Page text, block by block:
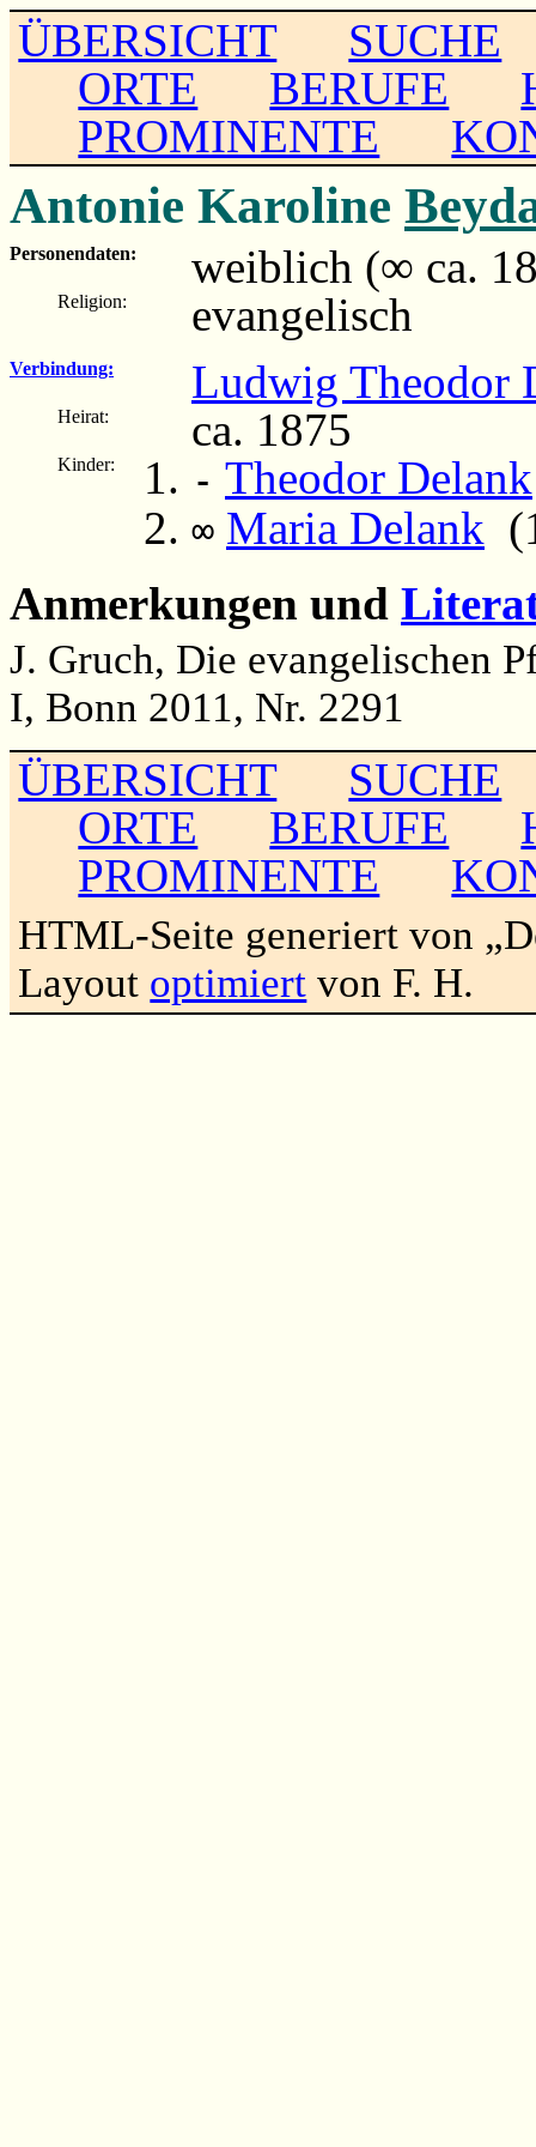
ÜBERSICHT
SUCHE
ORTE
BERUFE
PROMINENTE
Antonie Karoline
Personendaten: weiblich (∞ ca.
Religion: evangelisch
Verbindung: Ludwig Theodor
Heirat: ca. 1875
Kinder: - Theodor Delank
∞ Maria Delank
Anmerkungen und
J. Gruch, Die evangelischen
I, Bonn 2011, Nr. 2291
ÜBERSICHT
SUCHE
ORTE
BERUFE
PROMINENTE
HTML-Seite generiert von
Layout optimiert von F. H.